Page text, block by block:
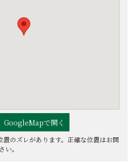
GoogleMapで開く
のズレがあります。正確な位置はお問
い。